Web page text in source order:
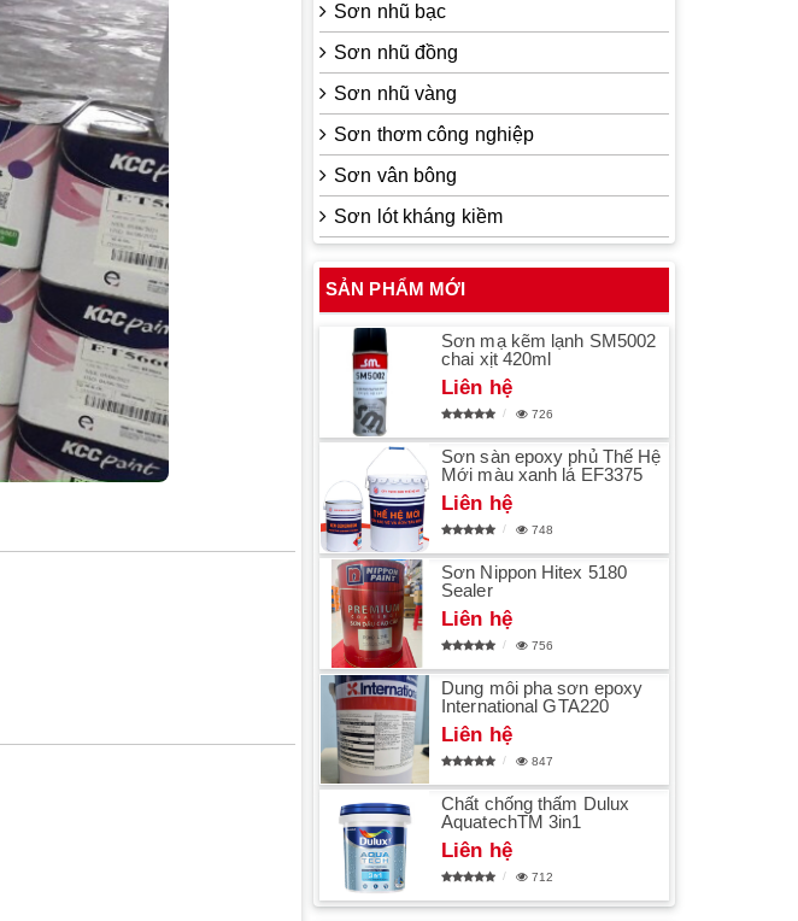
Sơn nhũ bạc
Sơn nhũ đồng
Sơn nhũ vàng
Sơn thơm công nghiệp
Sơn vân bông
Sơn lót kháng kiềm
SẢN PHẨM MỚI
Sơn mạ kẽm lạnh SM5002
chai xịt 420ml
Liên hệ
726
Sơn sàn epoxy phủ Thế Hệ
Mới màu xanh lá EF3375
Liên hệ
748
Sơn Nippon Hitex 5180
Sealer
Liên hệ
756
Dung môi pha sơn epoxy
International GTA220
Liên hệ
847
Chất chống thấm Dulux
AquatechTM 3in1
Liên hệ
712